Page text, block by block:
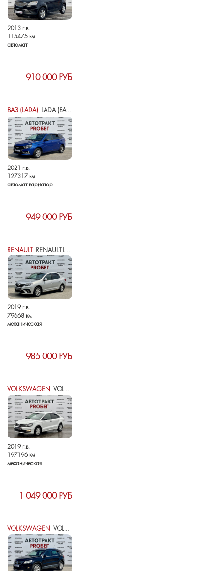
2013 г.в.
115475 км
автомат
910 000 РУБ
ВАЗ (LADA) LADA (ВАЗ) VESTA I
2021 г.в.
127317 км
автомат вариатор
949 000 РУБ
RENAULT RENAULT LOGAN II РЕСТАЙЛИНГ
2019 г.в.
79668 км
механическая
985 000 РУБ
VOLKSWAGEN VOLKSWAGEN POLO V РЕСТАЙЛИНГ
2019 г.в.
197196 км
механическая
1 049 000 РУБ
VOLKSWAGEN VOLKSWAGEN TIGUAN I